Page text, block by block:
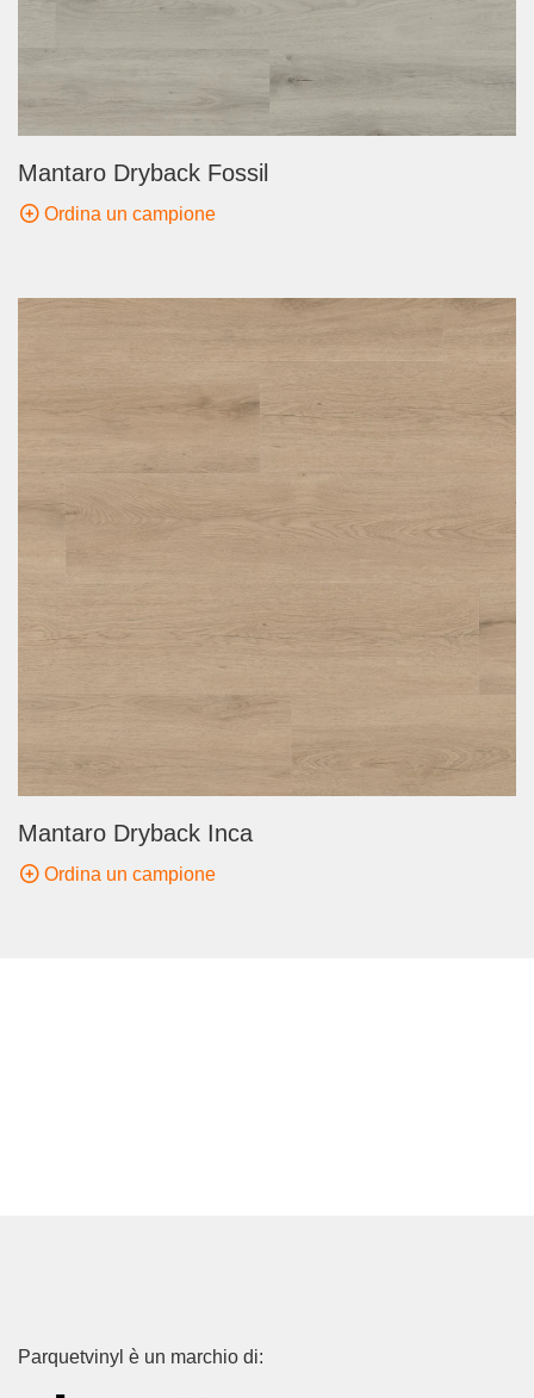
Mantaro Dryback Fossil
Ordina un campione
Mantaro Dryback Inca
Ordina un campione
Parquetvinyl è un marchio di: